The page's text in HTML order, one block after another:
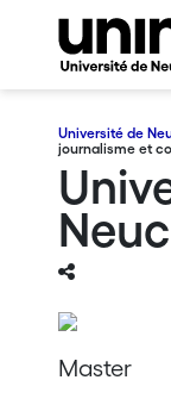
Université de
journalisme et
Master